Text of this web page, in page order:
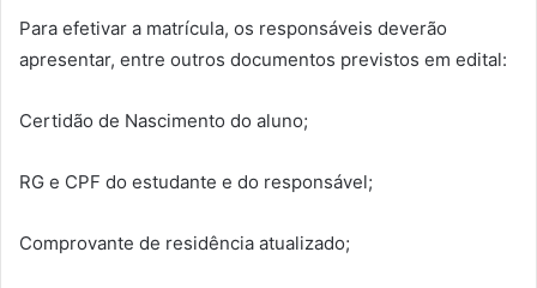
Para efetivar a matrícula, os responsáveis deverão
apresentar, entre outros documentos previstos em edital:
Certidão de Nascimento do aluno;
RG e CPF do estudante e do responsável;
Comprovante de residência atualizado;